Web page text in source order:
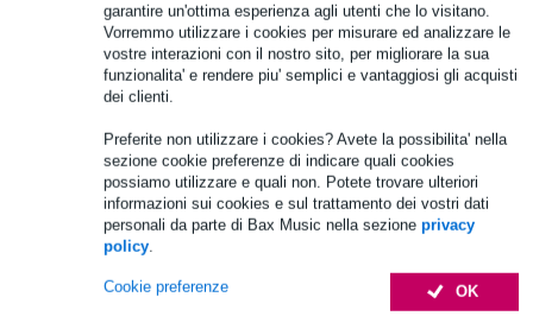
garantire un'ottima esperienza agli utenti che lo visitano.
Vorremmo utilizzare i cookies per misurare ed analizzare le
vostre interazioni con il nostro sito, per migliorare la sua
funzionalita' e rendere piu' semplici e vantaggiosi gli acquisti
dei clienti.
Preferite non utilizzare i cookies? Avete la possibilita' nella
sezione cookie preferenze di indicare quali cookies
possiamo utilizzare e quali non. Potete trovare ulteriori
informazioni sui cookies e sul trattamento dei vostri dati
personali da parte di Bax Music nella sezione privacy
policy.
OK
Cookie preferenze
Specifiche complete
Vedi anche (4)
Accessori (14)